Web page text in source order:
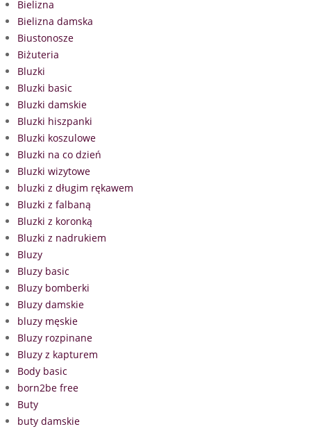
Bielizna
Bielizna damska
Biustonosze
Biżuteria
Bluzki
Bluzki basic
Bluzki damskie
Bluzki hiszpanki
Bluzki koszulowe
Bluzki na co dzień
Bluzki wizytowe
bluzki z długim rękawem
Bluzki z falbaną
Bluzki z koronką
Bluzki z nadrukiem
Bluzy
Bluzy basic
Bluzy bomberki
Bluzy damskie
bluzy męskie
Bluzy rozpinane
Bluzy z kapturem
Body basic
born2be free
Buty
buty damskie